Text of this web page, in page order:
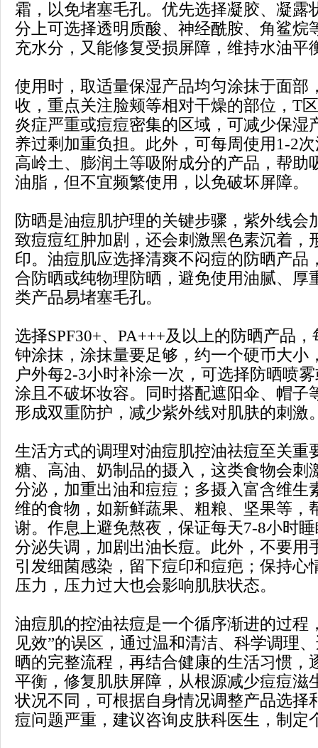
霜，以免堵塞毛孔。优先选择凝胶、凝露
分上可选择透明质酸、神经酰胺、角鲨烷
充水分，又能修复受损屏障，维持水油平
使用时，取适量保湿产品均匀涂抹于面部
收，重点关注脸颊等相对干燥的部位，T
炎症严重或痘痘密集的区域，可减少保湿
养过剩加重负担。此外，可每周使用1-2
高岭土、膨润土等吸附成分的产品，帮助
油脂，但不宜频繁使用，以免破坏屏障。
防晒是油痘肌护理的关键步骤，紫外线会
致痘痘红肿加剧，还会刺激黑色素沉着，
印。油痘肌应选择清爽不闷痘的防晒产品
合防晒或纯物理防晒，避免使用油腻、厚
类产品易堵塞毛孔。
选择SPF30+、PA+++及以上的防晒产品
钟涂抹，涂抹量要足够，约一个硬币大小
户外每2-3小时补涂一次，可选择防晒喷
涂且不破坏妆容。同时搭配遮阳伞、帽子
形成双重防护，减少紫外线对肌肤的刺激
生活方式的调理对油痘肌控油祛痘至关重
糖、高油、奶制品的摄入，这类食物会刺
分泌，加重出油和痘痘；多摄入富含维生
维的食物，如新鲜蔬果、粗粮、坚果等，
谢。作息上避免熬夜，保证每天7-8小时
分泌失调，加剧出油长痘。此外，不要用
引发细菌感染，留下痘印和痘疤；保持心
压力，压力过大也会影响肌肤状态。
油痘肌的控油祛痘是一个循序渐进的过程
见效”的误区，通过温和清洁、科学调理
晒的完整流程，再结合健康的生活习惯，
平衡，修复肌肤屏障，从根源减少痘痘滋
状况不同，可根据自身情况调整产品选择
痘问题严重，建议咨询皮肤科医生，制定